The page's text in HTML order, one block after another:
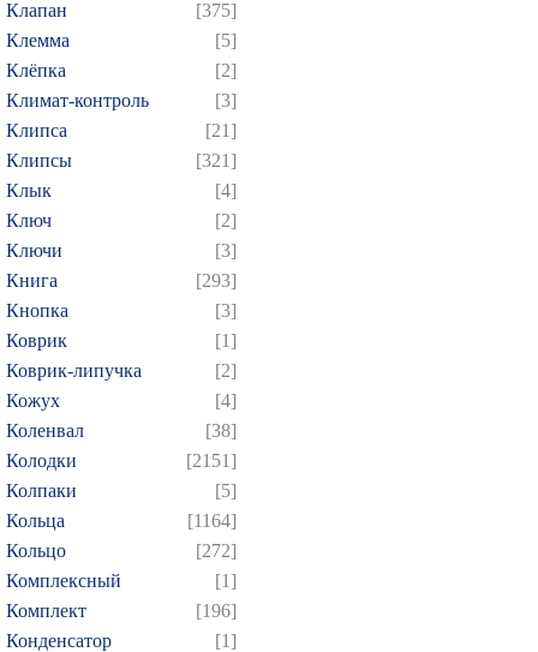
Клапан
[375]
Клемма
[5]
Клёпка
[2]
Климат-контроль
[3]
Клипса
[21]
Клипсы
[321]
Клык
[4]
Ключ
[2]
Ключи
[3]
Книга
[293]
Кнопка
[3]
Коврик
[1]
Коврик-липучка
[2]
Кожух
[4]
Коленвал
[38]
Колодки
[2151]
Колпаки
[5]
Кольца
[1164]
Кольцо
[272]
Комплексный
[1]
Комплект
[196]
Конденсатор
[1]